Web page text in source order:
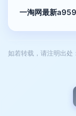
一淘网最新
如若转载，请注明出